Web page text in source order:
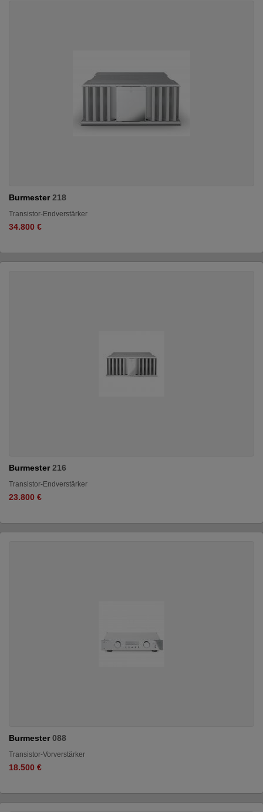
Burmester218
Transistor-Endverstärker
34.800 €
Burmester216
Transistor-Endverstärker
23.800 €
Burmester088
Transistor-Vorverstärker
18.500 €